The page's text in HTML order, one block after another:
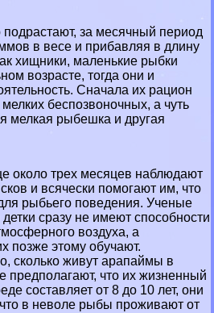
за мecячный период
в весе и прибавляя в длину
хищники, маленькие рыбки
возрасте, тогда они и
Сначала их рацион
беспозвоночных, а чуть
мелкая рыбешка и другая
около трех месяцев наблюдают
и всячески помогают им, что
рыбьего поведения. Ученые
сразу не имеют способности
воздуха, а
позже этому обучают.
сколько живут арапаймы в
предполагают, что их жизненный
составляет от 8 до 10 лет, они
в неволе рыбы проживают от